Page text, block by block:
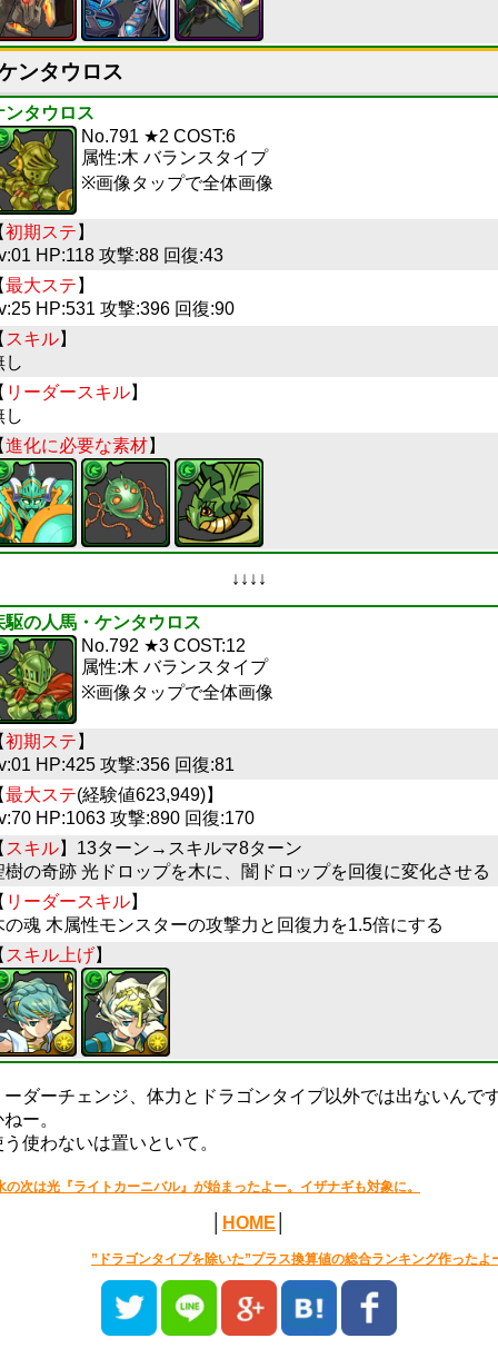
ンタウロス
ンタウロス
No.791 ★2 COST:6
属性:木 バランスタイプ
※画像タップで全体画像
初期ステ 】
HP:118 攻撃:88 回復:43
最大ステ 】
HP:531 攻撃:396 回復:90
スキル】
し
リーダースキル】
し
進化に必要な素材】
↓↓↓↓
駆の人馬・ケンタウロス
No.792 ★3 COST:12
属性:木 バランスタイプ
※画像タップで全体画像
初期ステ 】
HP:425 攻撃:356 回復:81
最大ステ(経験値623,949)】
HP:1063 攻撃:890 回復:170
スキル】13ターン→スキルマ8ターン
樹の奇跡 光ドロップを木に、闇ドロップを回復に変化させる
リーダースキル】
の魂 木属性モンスターの攻撃力と回復力を1.5倍にする
スキル上げ】
ーダーチェンジ、体力とドラゴンタイプ以外では出ないんで
ー。
う使わないは置いといて。
の次は光『ライトカーニバル』が始まったよー。イザナギも対象に。
HOME
”ドラゴンタイプを除いた”プラス換算値の総合ランキング作ったよ